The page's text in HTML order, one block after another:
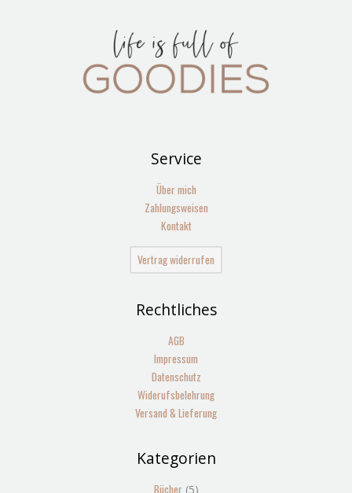
Service
Über mich
Zahlungsweisen
Kontakt
Vertrag widerrufen
Rechtliches
AGB
Impressum
Datenschutz
Widerufsbelehrung
Versand & Lieferung
Kategorien
Bücher 5
513